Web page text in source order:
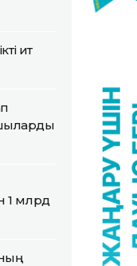
ит
1 млрд